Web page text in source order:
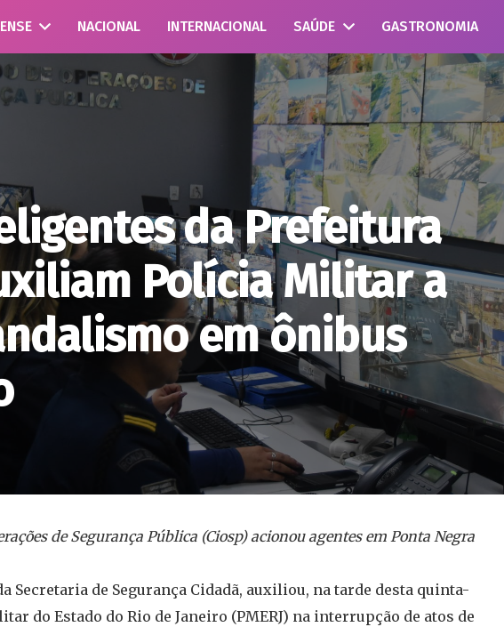
NACIONAL INTERNACIONAL SAÚDE GASTRONOMIA
da Prefeitura
Polícia Militar a
em ônibus
de Segurança Pública (Ciosp) acionou agentes em Ponta Negra
Secretaria de Segurança Cidadã, auxiliou, na tarde desta quinta-
do Estado do Rio de Janeiro (PMERJ) na interrupção de atos de